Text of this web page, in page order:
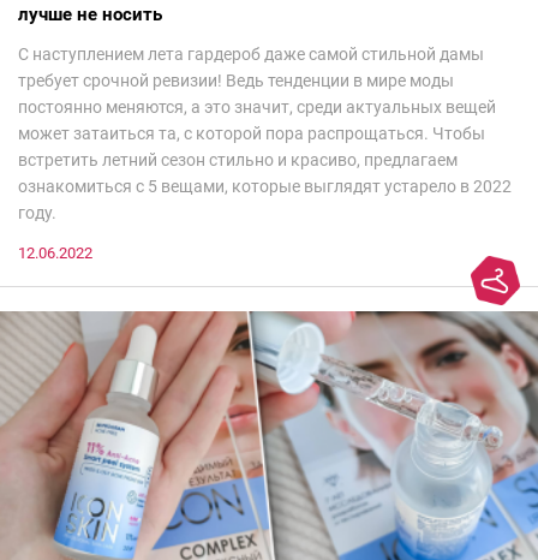
лучше не носить
С наступлением лета гардероб даже самой стильной дамы
требует срочной ревизии! Ведь тенденции в мире моды
постоянно меняются, а это значит, среди актуальных вещей
может затаиться та, с которой пора распрощаться. Чтобы
встретить летний сезон стильно и красиво, предлагаем
ознакомиться с 5 вещами, которые выглядят устарело в 2022
году.
12.06.2022